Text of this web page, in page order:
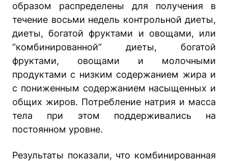
образом распределены для получения в
течение восьми недель контрольной диеты,
диеты, богатой фруктами и овощами, или
“комбинированной” диеты, богатой
фруктами, овощами и молочными
продуктами с низким содержанием жира и
с пониженным содержанием насыщенных и
общих жиров. Потребление натрия и масса
тела при этом поддерживались на
постоянном уровне.
Результаты показали, что комбинированная